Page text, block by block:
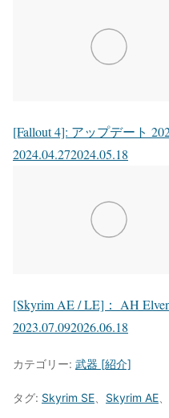
[Fallout 4]: アップデート
2024.04.272024.05.18
[Skyrim AE / LE]： AH
2023.07.092026.06.18
カテゴリー: 武器 [紹介]
タグ: Skyrim SE Skyrim AE